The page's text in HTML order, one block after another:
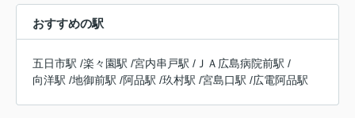
おすすめの駅
五日市駅 /楽々園駅 /宮内串戸駅 / ＪＡ広島病院前駅 /
向洋駅 /地御前駅 /阿品駅 /玖村駅 /宮島口駅 /広電阿品駅